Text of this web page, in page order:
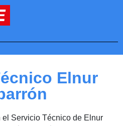
Elnur
el Servicio Técnico de Elnur